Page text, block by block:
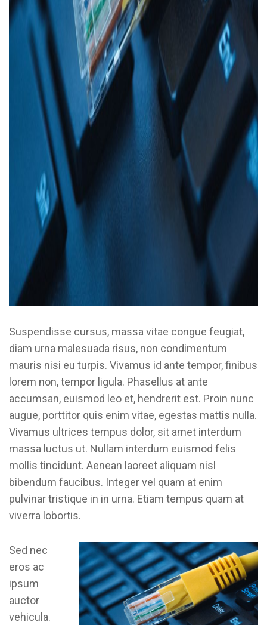
Suspendisse cursus, massa vitae congue feugiat,
diam urna malesuada risus, non condimentum
mauris nisi eu turpis. Vivamus id ante tempor, finibus
lorem non, tempor ligula. Phasellus at ante
accumsan, euismod leo et, hendrerit est. Proin nunc
augue, porttitor quis enim vitae, egestas mattis nulla.
Vivamus ultrices tempus dolor, sit amet interdum
massa luctus ut. Nullam interdum euismod felis
mollis tincidunt. Aenean laoreet aliquam nisl
bibendum faucibus. Integer vel quam at enim
pulvinar tristique in in urna. Etiam tempus quam at
viverra lobortis.
Sed nec
eros ac
ipsum
auctor
vehicula.